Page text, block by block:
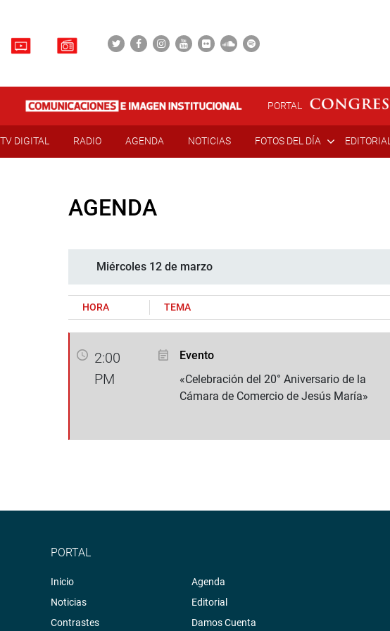
PORTAL
TV DIGITAL RADIO AGENDA NOTICIAS FOTOS DEL DÍA EDITORIAL
AGENDA
Miércoles 12 de marzo
HORA TEMA
2:00
PM
Evento
«Celebración del 20° Aniversario de la
Cámara de Comercio de Jesús María»
PORTAL
Inicio
Noticias
Contrastes
Agenda
Editorial
Damos Cuenta